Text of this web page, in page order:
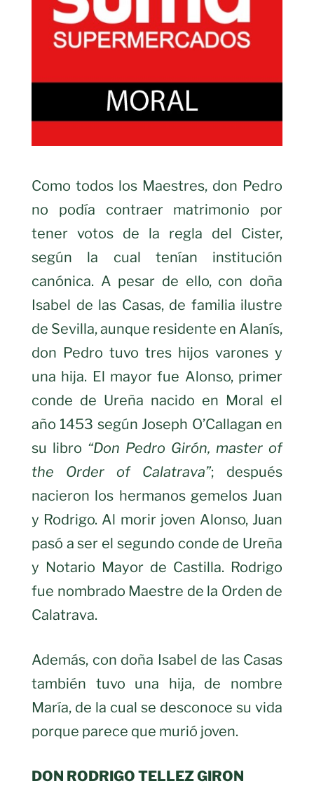
Como todos los Maestres, don Pedro
no podía contraer matrimonio por
tener votos de la regla del Cister,
según la cual tenían institución
canónica. A pesar de ello, con doña
Isabel de las Casas, de familia ilustre
de Sevilla, aunque residente en Alanís,
don Pedro tuvo tres hijos varones y
una hija. El mayor fue Alonso, primer
conde de Ureña nacido en Moral el
año 1453 según Joseph O’Callagan en
su libro “Don Pedro Girón, master of
the Order of Calatrava”; después
nacieron los hermanos gemelos Juan
y Rodrigo. Al morir joven Alonso, Juan
pasó a ser el segundo conde de Ureña
y Notario Mayor de Castilla. Rodrigo
fue nombrado Maestre de la Orden de
Calatrava.
Además, con doña Isabel de las Casas
también tuvo una hija, de nombre
María, de la cual se desconoce su vida
porque parece que murió joven.
DON RODRIGO TELLEZ GIRON